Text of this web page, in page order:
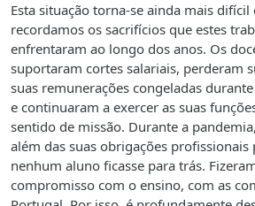
Esta situação torna-se ainda mais
recordamos os sacrifícios que estes
enfrentaram ao longo dos anos. Os
suportaram cortes salariais, perderam
suas remunerações congeladas
e continuaram a exercer as suas
sentido de missão. Durante a
além das suas obrigações
nenhum aluno ficasse para trás.
compromisso com o ensino, com as